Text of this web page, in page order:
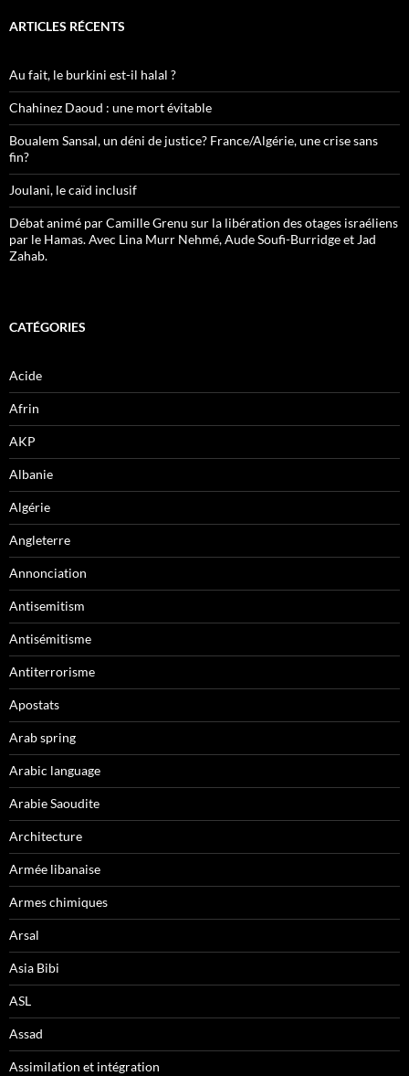
ARTICLES RÉCENTS
Au fait, le burkini est-il halal ?
Chahinez Daoud : une mort évitable
Boualem Sansal, un déni de justice? France/Algérie, une crise sans
fin?
Joulani, le caïd inclusif
Débat animé par Camille Grenu sur la libération des otages israéliens
par le Hamas. Avec Lina Murr Nehmé, Aude Soufi-Burridge et Jad
Zahab.
CATÉGORIES
Acide
Afrin
AKP
Albanie
Algérie
Angleterre
Annonciation
Antisemitism
Antisémitisme
Antiterrorisme
Apostats
Arab spring
Arabic language
Arabie Saoudite
Architecture
Armée libanaise
Armes chimiques
Arsal
Asia Bibi
ASL
Assad
Assimilation et intégration